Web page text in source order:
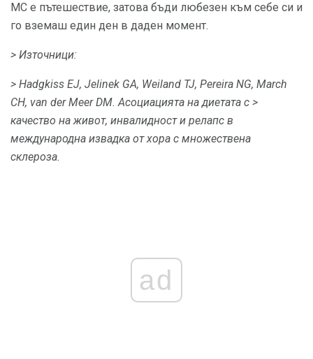
МС е пътешествие, затова бъди любезен към себе си и
го вземаш един ден в даден момент.
> Източници:
> Hadgkiss EJ, Jelinek GA, Weiland TJ, Pereira NG, March
CH, van der Meer DM. Асоциацията на диетата с >
качество на живот, инвалидност и релапс в
международна извадка от хора с множествена
склероза.
ad